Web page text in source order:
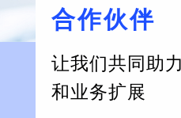
合作伙伴
让我们共同助
和业务扩展